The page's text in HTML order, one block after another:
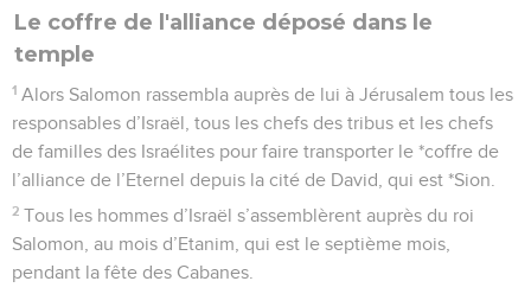
Le coffre de l'alliance déposé dans le
temple
1 Alors Salomon rassembla auprès de lui à Jérusalem tous les
responsables d’Israël, tous les chefs des tribus et les chefs
de familles des Israélites pour faire transporter le *coffre de
l’alliance de l’Eternel depuis la cité de David, qui est *Sion.
2 Tous les hommes d’Israël s’assemblèrent auprès du roi
Salomon, au mois d’Etanim, qui est le septième mois,
pendant la fête des Cabanes.